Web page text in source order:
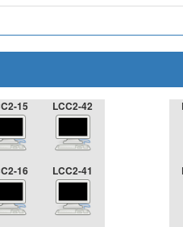
15 LCC2-42
16 LCC2-41